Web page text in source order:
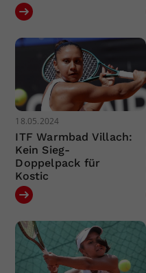
18.05.2024
ITF Warmbad Villach:
Kein Sieg-
Doppelpack für
Kostic